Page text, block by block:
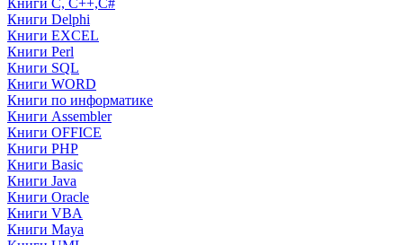
Книги C, C++,С#
Книги Delphi
Книги EXCEL
Книги Perl
Книги SQL
Книги WORD
Книги по информатике
Книги Assembler
Книги OFFICE
Книги PHP
Книги Basic
Книги Java
Книги Oracle
Книги VBA
Книги Maya